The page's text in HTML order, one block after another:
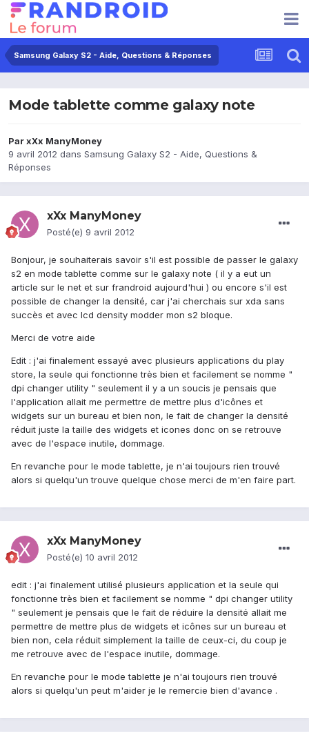
Samsung Galaxy S2 - Aide, Questions & Réponses
Mode tablette comme galaxy note
ParxXx ManyMoney
9 avril 2012 dans Samsung Galaxy S2 - Aide, Questions &
Réponses
xXx ManyMoney
Posté(e) 9 avril 2012
Bonjour, je souhaiterais savoir s'il est possible de passer le galaxy
s2 en mode tablette comme sur le galaxy note ( il y a eut un
article sur le net et sur frandroid aujourd'hui ) ou encore s'il est
possible de changer la densité, car j'ai cherchais sur xda sans
succès et avec lcd density modder mon s2 bloque.
Merci de votre aide
Edit : j'ai finalement essayé avec plusieurs applications du play
store, la seule qui fonctionne très bien et facilement se nomme "
dpi changer utility " seulement il y a un soucis je pensais que
l'application allait me permettre de mettre plus d'icônes et
widgets sur un bureau et bien non, le fait de changer la densité
réduit juste la taille des widgets et icones donc on se retrouve
avec de l'espace inutile, dommage.
En revanche pour le mode tablette, je n'ai toujours rien trouvé
alors si quelqu'un trouve quelque chose merci de m'en faire part.
xXx ManyMoney
Posté(e) 10 avril 2012
edit : j'ai finalement utilisé plusieurs application et la seule qui
fonctionne très bien et facilement se nomme " dpi changer utility
" seulement je pensais que le fait de réduire la densité allait me
permettre de mettre plus de widgets et icônes sur un bureau et
bien non, cela réduit simplement la taille de ceux-ci, du coup je
me retrouve avec de l'espace inutile, dommage.
En revanche pour le mode tablette je n'ai toujours rien trouvé
alors si quelqu'un peut m'aider je le remercie bien d'avance .